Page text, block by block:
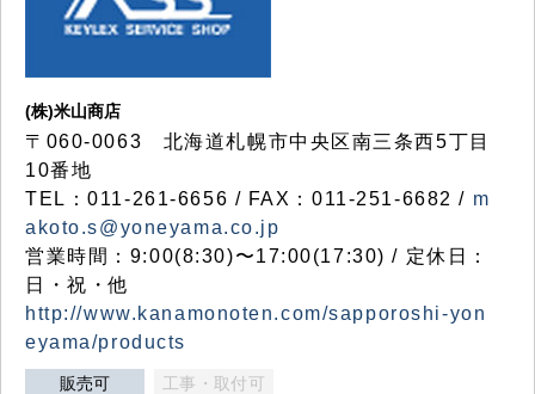
(株)米山商店
〒060-0063 北海道札幌市中央区南三条西5丁目
10番地
TEL：011-261-6656 / FAX：011-251-6682 / m
akoto.s@yoneyama.co.jp
営業時間：9:00(8:30)〜17:00(17:30) / 定休日：
日・祝・他
http://www.kanamonoten.com/sapporoshi-yon
eyama/products
販売可 工事・取付可